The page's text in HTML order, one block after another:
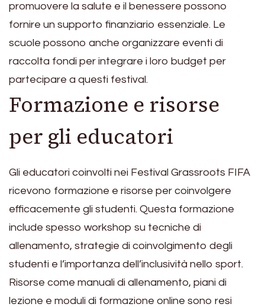
promuovere la salute e il benessere possono
fornire un supporto finanziario essenziale. Le
scuole possono anche organizzare eventi di
raccolta fondi per integrare i loro budget per
partecipare a questi festival.
Formazione e risorse
per gli educatori
Gli educatori coinvolti nei Festival Grassroots FIFA
ricevono formazione e risorse per coinvolgere
efficacemente gli studenti. Questa formazione
include spesso workshop su tecniche di
allenamento, strategie di coinvolgimento degli
studenti e l’importanza dell’inclusività nello sport.
Risorse come manuali di allenamento, piani di
lezione e moduli di formazione online sono resi